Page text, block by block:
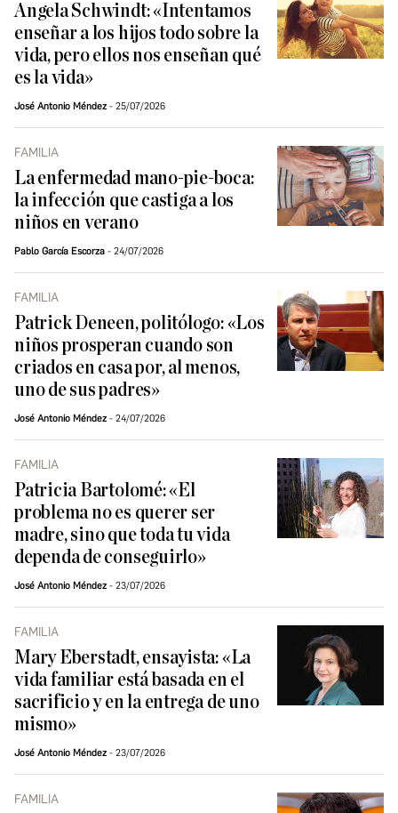
Angela Schwindt: «Intentamos
enseñar a los hijos todo sobre la
vida, pero ellos nos enseñan qué
es la vida»
José Antonio Méndez 25/07/2026
FAMILIA
La enfermedad mano-pie-boca:
la infección que castiga a los
niños en verano
Pablo García Escorza 24/07/2026
FAMILIA
Patrick Deneen, politólogo: «Los
niños prosperan cuando son
criados en casa por, al menos,
uno de sus padres»
José Antonio Méndez 24/07/2026
FAMILIA
Patricia Bartolomé: «El
problema no es querer ser
madre, sino que toda tu vida
dependa de conseguirlo»
José Antonio Méndez 23/07/2026
FAMILIA
Mary Eberstadt, ensayista: «La
vida familiar está basada en el
sacrificio y en la entrega de uno
mismo»
José Antonio Méndez 23/07/2026
FAMILIA